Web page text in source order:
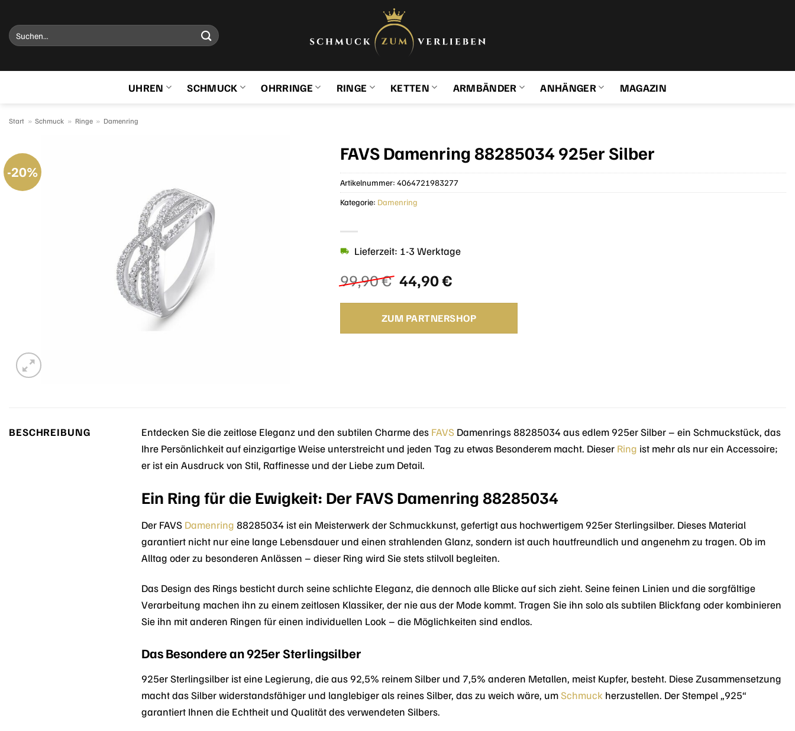
Inhalt
springen
Suchen
nach:
UHREN SCHMUCK OHRRINGE RINGE KETTEN ARMBÄNDER ANHÄNGER MAGAZIN
Start » Schmuck » Ringe » Damenring
-20%
FAVS Damenring 88285034 925er Silber
99,90€ Ursprünglicher
Preis
war:
99,90 €
44,90€Aktueller
ist:
44,90 €.
Lieferzeit: 1-3 Werktage
ZUM PARTNERSHOP
Artikelnummer: 4064721983277
Kategorie: Damenring
BESCHREIBUNG Entdecken Sie die zeitlose Eleganz und den subtilen Charme des FAVS Damenrings 88285034 aus edlem 925er Silber – ein Schmuckstück, das
Ihre Persönlichkeit auf einzigartige Weise unterstreicht und jeden Tag zu etwas Besonderem macht. Dieser Ring ist mehr als nur ein Accessoire;
er ist ein Ausdruck von Stil, Raffinesse und der Liebe zum Detail.
Ein Ring für die Ewigkeit: Der FAVS Damenring 88285034
Der FAVS Damenring 88285034 ist ein Meisterwerk der Schmuckkunst, gefertigt aus hochwertigem 925er Sterlingsilber. Dieses Material
garantiert nicht nur eine lange Lebensdauer und einen strahlenden Glanz, sondern ist auch hautfreundlich und angenehm zu tragen. Ob im
Alltag oder zu besonderen Anlässen – dieser Ring wird Sie stets stilvoll begleiten.
Das Design des Rings besticht durch seine schlichte Eleganz, die dennoch alle Blicke auf sich zieht. Seine feinen Linien und die sorgfältige
Verarbeitung machen ihn zu einem zeitlosen Klassiker, der nie aus der Mode kommt. Tragen Sie ihn solo als subtilen Blickfang oder kombinieren
Sie ihn mit anderen Ringen für einen individuellen Look – die Möglichkeiten sind endlos.
Das Besondere an 925er Sterlingsilber
925er Sterlingsilber ist eine Legierung, die aus 92,5% reinem Silber und 7,5% anderen Metallen, meist Kupfer, besteht. Diese Zusammensetzung
macht das Silber widerstandsfähiger und langlebiger als reines Silber, das zu weich wäre, umSchmuck herzustellen. Der Stempel „925“
garantiert Ihnen die Echtheit und Qualität des verwendeten Silbers.